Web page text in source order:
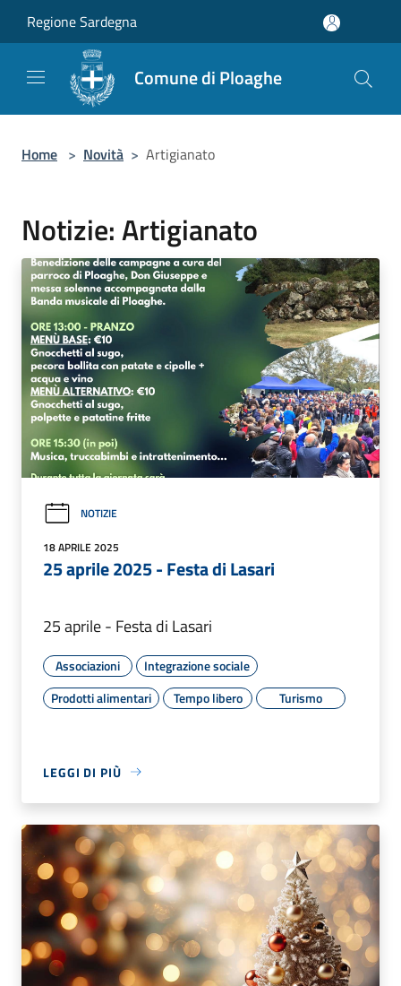
Regione Sardegna
Comune di Ploaghe
Home > Novità > Artigianato
Notizie: Artigianato
NOTIZIE
18 APRILE 2025
25 aprile 2025 - Festa di Lasari
25 aprile - Festa di Lasari
Associazioni
Integrazione sociale
Prodotti alimentari
Tempo libero Turismo
LEGGI DI PIÙ